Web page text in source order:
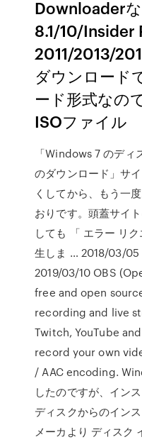
Downloader
8.1/10/Insider
2011/2013/
ダウンロード
ード形式なの
ISOファイル
「Windows 7 のディ
のダウンロード」サ
くしてから、もう一
おりです。頭蓋サイ
しても 「 エラー リ
生しま … 2018/03/05
2019/03/10 OBS
free and open
recording and live
Twitch, YouTube
record your own
/ AAC encoding.
したのですが、イン
ディスクからのイン
メーカより ディスク